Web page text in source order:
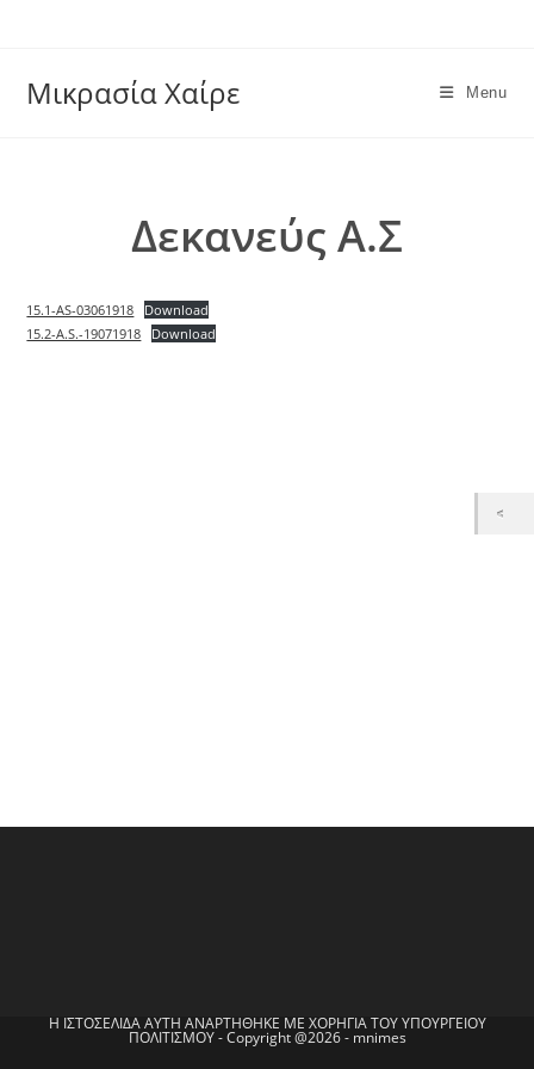
Μικρασία Χαίρε Menu
Δεκανεύς Α.Σ
15.1-AS-03061918
Download
15.2-A.S.-19071918
Download
Η ΙΣΤΟΣΕΛΙΔΑ ΑΥΤΗ ΑΝΑΡΤΗΘΗΚΕ ΜΕ ΧΟΡΗΓΙΑ ΤΟΥ ΥΠΟΥΡΓΕΙΟΥ
ΠΟΛΙΤΙΣΜΟΥ - Copyright @2026 - mnimes